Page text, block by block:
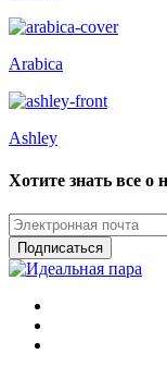
Arabica
Ashley
Хотите знать все о